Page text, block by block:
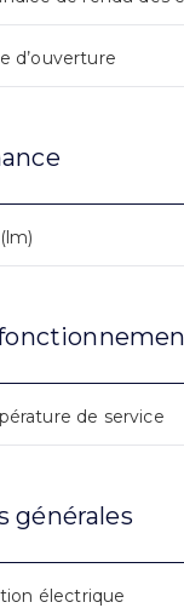
d’ouverture
de service
générales
électrique